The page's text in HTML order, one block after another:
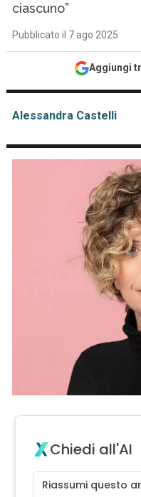
ciascuno”
Pubblicato il 7 ago 2025
Aggiungi
Alessandra Castelli
Chiedi all'AI
Riassumi questo